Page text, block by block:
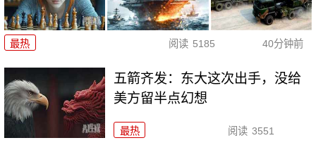
最热 阅读 5185 40分钟前
五箭齐发：东大这次出手，没给
美方留半点幻想
最热 阅读 3551